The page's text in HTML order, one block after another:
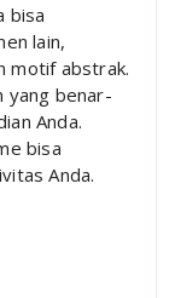
bisa
lain,
motif abstrak.
yang benar-
Anda.
bisa
Anda.